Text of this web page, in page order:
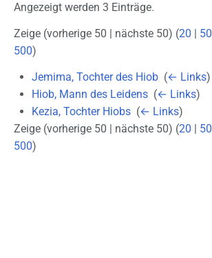
Angezeigt werden 3 Einträge.
Zeige (vorherige 50 | nächste 50) (20 | 50
500)
Jemima, Tochter des Hiob‎ (← Links)
Hiob, Mann des Leidens‎ (← Links)
Kezia, Tochter Hiobs‎ (← Links)
Zeige (vorherige 50 | nächste 50) (20 | 50
500)